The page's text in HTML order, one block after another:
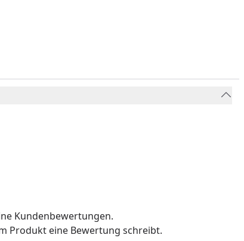
Kundenbewertungen.
Produkt eine Bewertung schreibt.